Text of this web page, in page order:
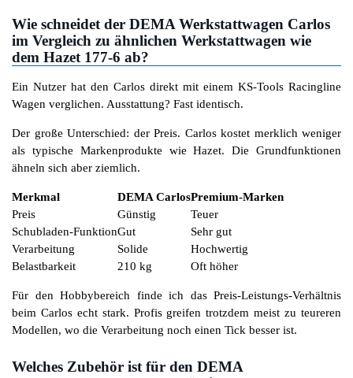
Wie schneidet der DEMA Werkstattwagen Carlos
im Vergleich zu ähnlichen Werkstattwagen wie
dem Hazet 177-6 ab?
Ein Nutzer hat den Carlos direkt mit einem KS-Tools Racingline
Wagen verglichen. Ausstattung? Fast identisch.
Der große Unterschied: der Preis. Carlos kostet merklich weniger
als typische Markenprodukte wie Hazet. Die Grundfunktionen
ähneln sich aber ziemlich.
Merkmal DEMA CarlosPremium-Marken
Preis
Günstig
Teuer
Schubladen-FunktionGut
Sehr gut
Verarbeitung
Solide
Hochwertig
Belastbarkeit
210 kg Oft höher
Für den Hobbybereich finde ich das Preis-Leistungs-Verhältnis
beim Carlos echt stark. Profis greifen trotzdem meist zu teureren
Modellen, wo die Verarbeitung noch einen Tick besser ist.
Welches Zubehör ist für den DEMA